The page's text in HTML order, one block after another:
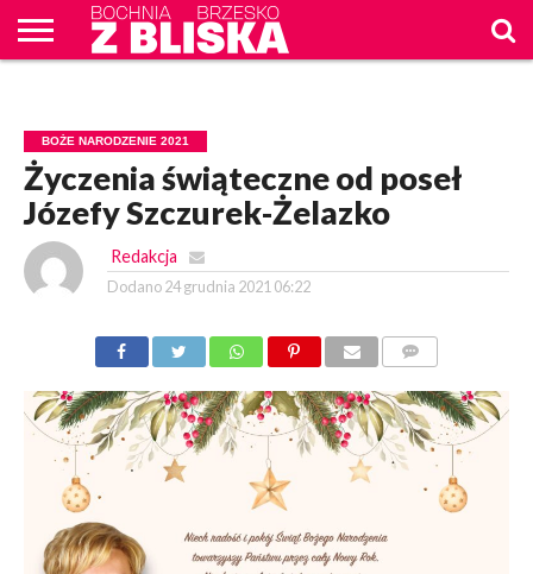
BOŻE NARODZENIE 2021
Życzenia świąteczne od poseł
Józefy Szczurek-Żelazko
Redakcja
Dodano 24 grudnia 2021 06:22